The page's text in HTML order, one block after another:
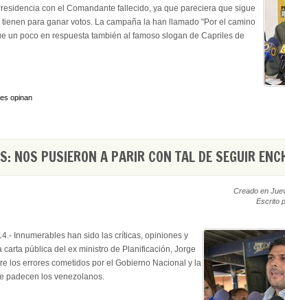
con el Comandante fallecido, ya que pareciera que sigue
para ganar votos. La campaña la han llamado "Por el camino
un poco en respuesta también al famoso slogan de Capriles de
opinan
NOS PUSIERON A PARIR CON TAL DE SEGUIR
Creado en
Escrito
Innumerables han sido las críticas, opiniones y
pública del ex ministro de Planificación, Jorge
los errores cometidos por el Gobierno Nacional y la
padecen los venezolanos.